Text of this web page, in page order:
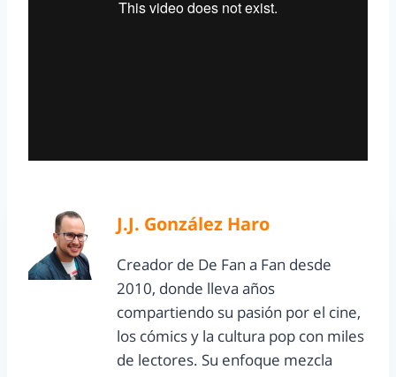
J.J. González Haro
Creador de De Fan a Fan desde
2010, donde lleva años
compartiendo su pasión por el cine,
los cómics y la cultura pop con miles
de lectores. Su enfoque mezcla